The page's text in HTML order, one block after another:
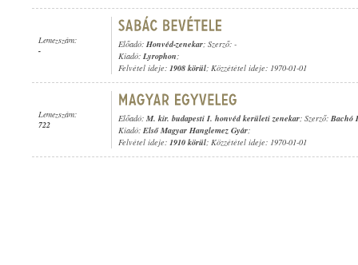
Lemezszám:
-
Előadó: Honvéd-zenekar; Szerző: -
Kiadó: Lyrophon;
Felvétel ideje: 1908 körül; Közzététel ideje: 1970-01-01
Lemezszám:
722
Előadó: M. kir. budapesti I. honvéd kerületi zenekar; Szerző: Bachó
Kiadó: Első Magyar Hanglemez Gyár;
Felvétel ideje: 1910 körül; Közzététel ideje: 1970-01-01